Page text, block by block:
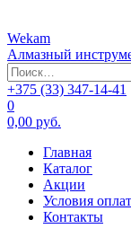
Wekam
Алмазный
+375 (33) 347-14-41
0
0,00 руб.
Главная
Каталог
Акции
Условия
Контакты